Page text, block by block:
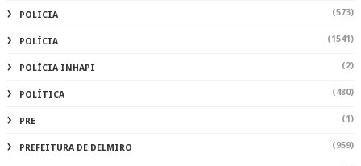
POLICIA (573)
POLÍCIA (1541)
POLÍCIA INHAPI (2)
POLÍTICA (480)
PRE (1)
PREFEITURA DE DELMIRO (959)